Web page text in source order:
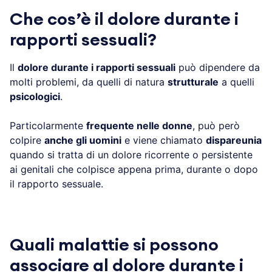
Che cos’è il dolore durante i
rapporti sessuali?
Il dolore durante i rapporti sessuali può dipendere da
molti problemi, da quelli di natura strutturale a quelli
psicologici.
Particolarmente frequente nelle donne, può però
colpire anche gli uomini e viene chiamato dispareunia
quando si tratta di un dolore ricorrente o persistente
ai genitali che colpisce appena prima, durante o dopo
il rapporto sessuale.
Quali malattie si possono
associare al dolore durante i